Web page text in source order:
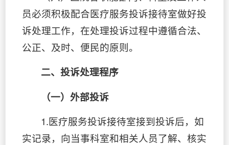
员必须积极配合医疗服务投诉接待室做好投
诉处理工作，在处理投诉过程中遵循合法、
公正、及时、便民的原则。
二、投诉处理程序
（一）外部投诉
1.医疗服务投诉接待室接到投诉后，如
实记录，向当事科室和相关人员了解、核实